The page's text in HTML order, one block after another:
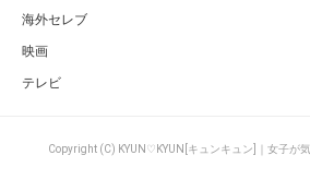
海外セレブ
映画
テレビ
Copyright (C) KYUN♡KYUN[キュンキュン]｜女子が